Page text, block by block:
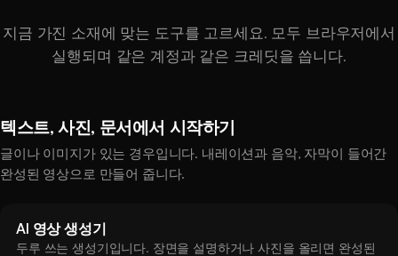
지금 가진 소재에 맞는 도구를 고르세요. 모두 브라우저에서
실행되며 같은 계정과 같은 크레딧을 씁니다.
텍스트, 사진, 문서에서 시작하기
글이나 이미지가 있는 경우입니다. 내레이션과 음악, 자막이 들어간
완성된 영상으로 만들어 줍니다.
AI 영상 생성기
두루 쓰는 생성기입니다. 장면을 설명하거나 사진을 올리면 완성된